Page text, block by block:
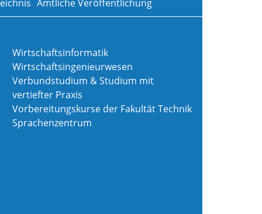
Amtliche Veröffentlichung
Wirtschaftsinformatik
Wirtschaftsingenieurwesen
Verbundstudium & Studium mit
vertiefter Praxis
Vorbereitungskurse der Fakultät Technik
Sprachenzentrum